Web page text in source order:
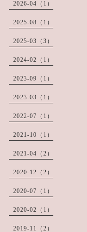
2026-04（1）
2025-08（1）
2025-03（3）
2024-02（1）
2023-09（1）
2023-03（1）
2022-07（1）
2021-10（1）
2021-04（2）
2020-12（2）
2020-07（1）
2020-02（1）
2019-11（2）